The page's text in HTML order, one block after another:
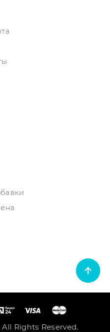
Rights Reserved.